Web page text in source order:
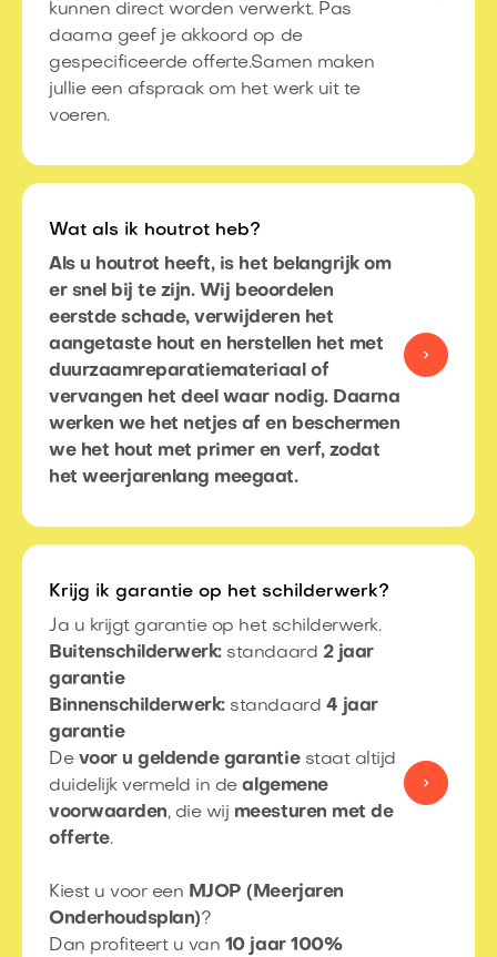
kunnen direct worden verwerkt.​ Pas
daarna geef je akkoord op de
gespecificeerde offerte.​Samen maken
jullie een afspraak om het werk uit te
voeren.​
Wat als ik houtrot heb?
Als u houtrot heeft, is het belangrijk om
er snel bij te zijn. Wij beoordelen
eerstde schade, verwijderen het
aangetaste hout en herstellen het met
duurzaamreparatiemateriaal of
vervangen het deel waar nodig. Daarna
werken we het netjes af en beschermen
we het hout met primer en verf, zodat
het weerjarenlang meegaat.
Krijg ik garantie op het schilderwerk?
Ja u krijgt garantie op het schilderwerk.
Buitenschilderwerk:standaard 2 jaar
garantie
Binnenschilderwerk:standaard 4 jaar
garantie
De voor u geldende garantiestaat altijd
duidelijk vermeld in dealgemene
voorwaarden, die wij meesturen met de
offerte.​
Kiest u voor een MJOP (Meerjaren
Onderhoudsplan)?​
Dan profiteert u van 10 jaar 100%